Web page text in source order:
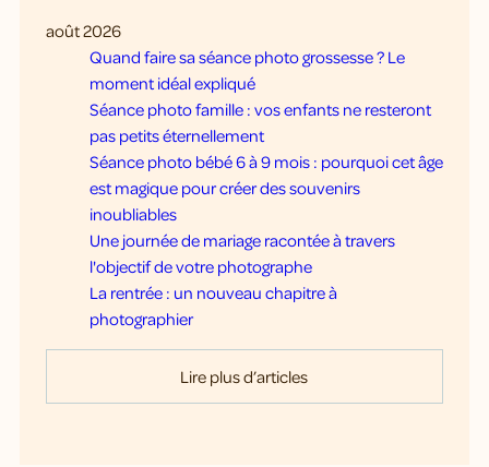
août 2026
Quand faire sa séance photo grossesse ? Le
moment idéal expliqué
Séance photo famille : vos enfants ne resteront
pas petits éternellement
Séance photo bébé 6 à 9 mois : pourquoi cet âge
est magique pour créer des souvenirs
inoubliables
Une journée de mariage racontée à travers
l'objectif de votre photographe
La rentrée : un nouveau chapitre à
photographier
Lire plus d’articles